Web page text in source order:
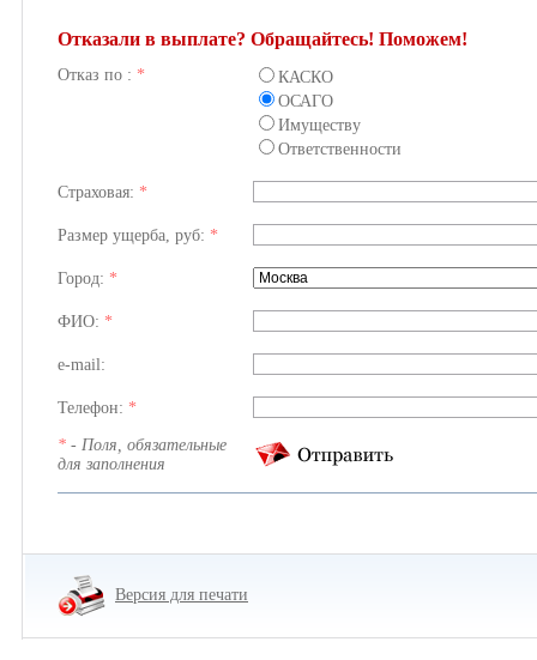
Отказали в выплате? Обращайтесь! Поможем!
Отказ по : *
КАСКО
ОСАГО
Имуществу
Ответственности
Страховая: *
Размер ущерба, руб: *
Город: *
ФИО: *
e-mail:
Телефон: *
* - Поля, обязательные
для заполнения
Версия для печати